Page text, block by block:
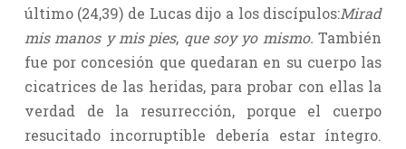
último (24,39) de Lucas dijo a los discípulos:Mirad
mis manos y mis pies, que soy yo mismo.También
fue por concesión que quedaran en su cuerpo las
cicatrices de las heridas, para probar con ellas la
verdad de la resurrección, porque el cuerpo
resucitado incorruptible debería estar íntegro.